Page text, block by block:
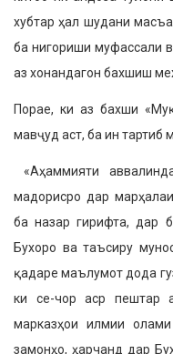
хубтар ҳал шудани
ба нигориши муфассали
аз хонандагон бахшиш
Порае, ки аз бахши
мавҷуд аст, ба ин тартиб
«Аҳаммияти
мадорисро дар
ба назар гирифта, дар
Бухоро ва таъсиру
қадаре маълумот дода
ки се-чор аср пештар
марказҳои илмии
замонҳо, ҳарчанд дар